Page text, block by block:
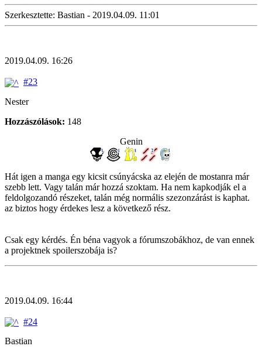
Szerkesztette: Bastian - 2019.04.09. 11:01
2019.04.09. 16:26
#23
Nester
Hozzászólások: 148
Genin
Hát igen a manga egy kicsit csúnyácska az elején de mostanra már
szebb lett. Vagy talán már hozzá szoktam. Ha nem kapkodják el a
feldolgozandó részeket, talán még normális szezonzárást is kaphat.
az biztos hogy érdekes lesz a következő rész.
Csak egy kérdés. Én béna vagyok a fórumszobákhoz, de van ennek
a projektnek spoilerszobája is?
2019.04.09. 16:44
#24
Bastian